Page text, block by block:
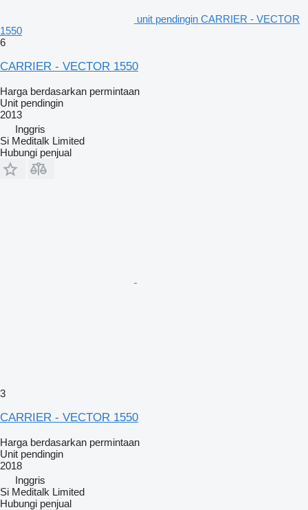
unit pendingin CARRIER - VECTOR
1550
6
CARRIER - VECTOR 1550
Harga berdasarkan permintaan
Unit pendingin
2013
Inggris
Si Meditalk Limited
Hubungi penjual
3
CARRIER - VECTOR 1550
Harga berdasarkan permintaan
Unit pendingin
2018
Inggris
Si Meditalk Limited
Hubungi penjual